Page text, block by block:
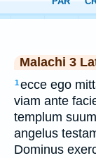
> Malachias 3
Malachi 3
1ecce ego
viam ante
templum
angelus
Dominus